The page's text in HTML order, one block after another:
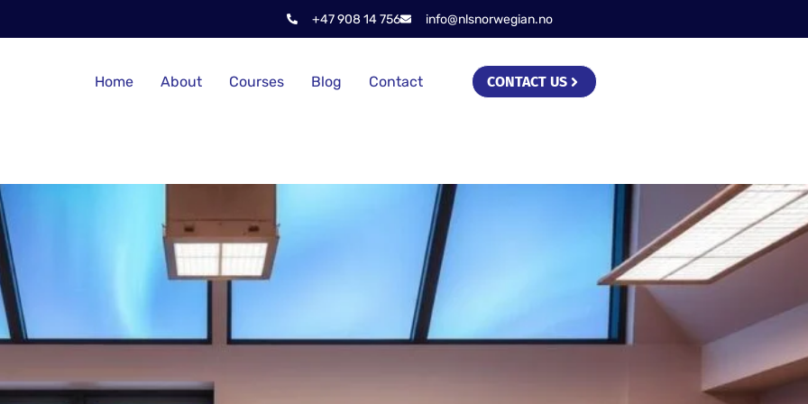
+47 908 14 756 info@nlsnorwegian.no
Home About Courses Blog Contact CONTACT US